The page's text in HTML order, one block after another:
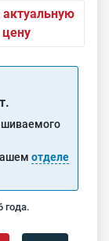
актуальную
цену
отделе
года.